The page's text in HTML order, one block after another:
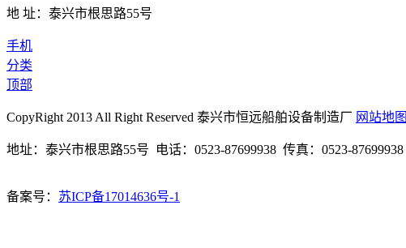
地 址：泰兴市根思路55号
手机
分类
顶部
CopyRight 2013 All Right Reserved 泰兴市恒远船舶设备制造厂 网站地图
地址：泰兴市根思路55号 电话：0523-87699938 传真：0523-87699938
备案号： 苏ICP备17014636号-1